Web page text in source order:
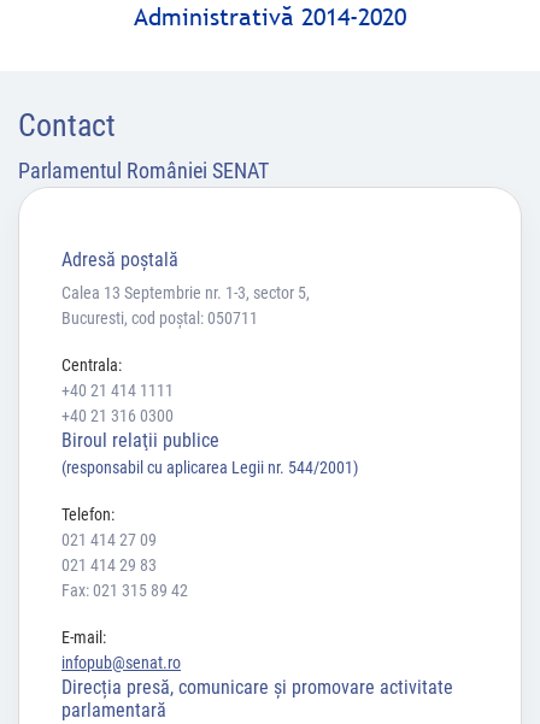
Administrativă 2014-2020
Contact
Parlamentul României SENAT
Adresă poştală
Calea 13 Septembrie nr. 1-3, sector 5,
Bucuresti, cod poștal: 050711
Centrala:
+40 21 414 1111
+40 21 316 0300
Biroul relaţii publice
(responsabil cu aplicarea Legii nr. 544/2001)
Telefon:
021 414 27 09
021 414 29 83
Fax: 021 315 89 42
E-mail:
infopub@senat.ro
Direcția presă, comunicare și promovare activitate
parlamentară